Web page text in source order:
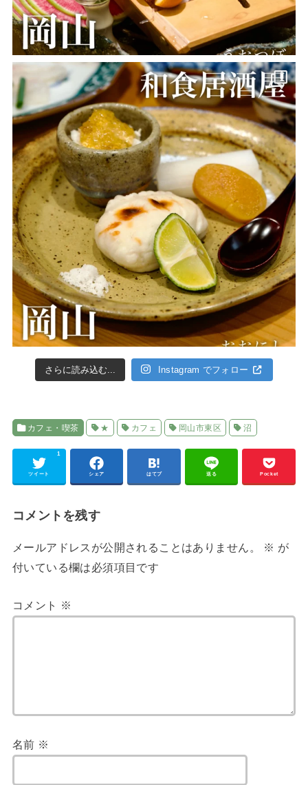
さらに読み込む... Instagram でフォロー
カフェ・喫茶 ★ カフェ 岡山市東区 沼
ツイート
1
シェア はてブ 送る Pocket
コメントを残す
メールアドレスが公開されることはありません。 ※ が
付いている欄は必須項目です
コメント ※
名前 ※